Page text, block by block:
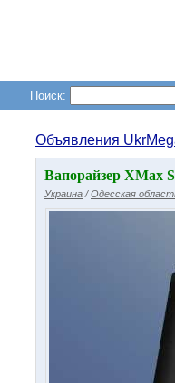
Поиск:
Объявления
Вапорайзер XMax
Украина /Одесская